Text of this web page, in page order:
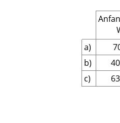
a)
b)
c)